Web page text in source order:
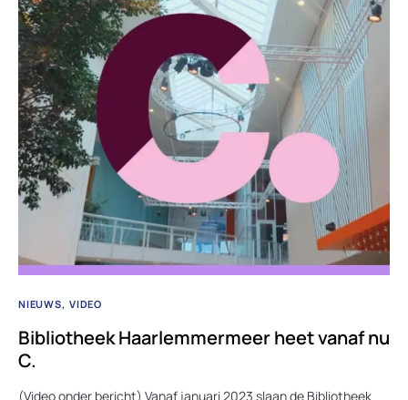
NIEUWS VIDEO
Bibliotheek Haarlemmermeer heet vanaf nu
C.
(Video onder bericht) Vanaf januari 2023 slaan de Bibliotheek